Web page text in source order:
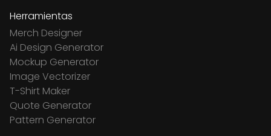
Herramientas
Merch Designer
Ai Design Generator
Mockup Generator
Image Vectorizer
T-Shirt Maker
Quote Generator
Pattern Generator